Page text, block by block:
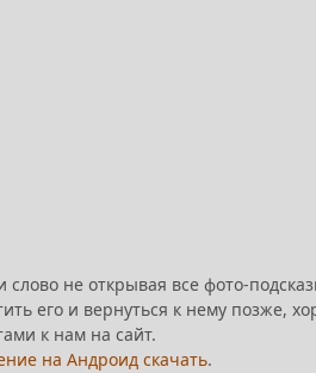
не открывая все фото-
его и вернуться к нему позже,
к нам на сайт.
на Андроид скачать.